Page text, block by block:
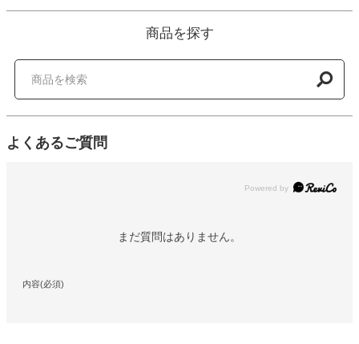
商品を探す
よくあるご質問
Powered by
まだ質問はありません。
内容(必須)